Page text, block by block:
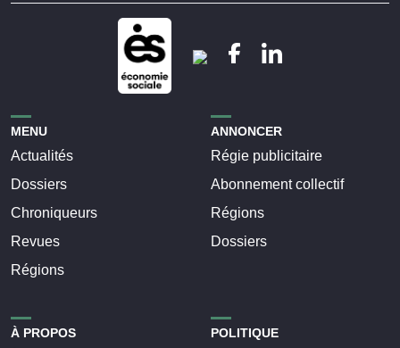
MENU
Actualités
Dossiers
Chroniqueurs
Revues
Régions
ANNONCER
Régie publicitaire
Abonnement collectif
Régions
Dossiers
À PROPOS POLITIQUE